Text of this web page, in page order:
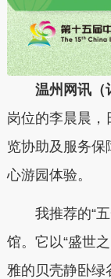
温州网讯（
岗位的李晨晨，
览协助及服务保
心游园体验。
我推荐的“
馆。它以“盛世
雅的贝壳静卧绿